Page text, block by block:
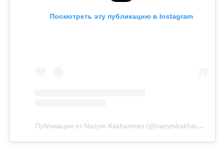
Посмотреть эту публикацию в Instagram
Публикация от Nazym Kakharman (@nazymkakharman)